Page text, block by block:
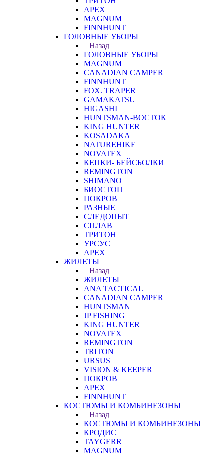
APEX
MAGNUM
FINNHUNT
ГОЛОВНЫЕ УБОРЫ
Назад
ГОЛОВНЫЕ УБОРЫ
MAGNUM
CANADIAN CAMPER
FINNHUNT
FOX. TRAPER
GAMAKATSU
HIGASHI
HUNTSMAN-ВОСТОК
KING HUNTER
KOSADAKA
NATUREHIKE
NOVATEX
КЕПКИ- БЕЙСБОЛКИ
REMINGTON
SHIMANO
БИОСТОП
ПОКРОВ
РАЗНЫЕ
СЛЕДОПЫТ
СПЛАВ
ТРИТОН
УРСУС
APEX
ЖИЛЕТЫ
Назад
ЖИЛЕТЫ
ANA TACTICAL
CANADIAN CAMPER
HUNTSMAN
JP FISHING
KING HUNTER
NOVATEX
REMINGTON
TRITON
URSUS
VISION & KEEPER
ПОКРОВ
APEX
FINNHUNT
КОСТЮМЫ И КОМБИНЕЗОНЫ
Назад
КОСТЮМЫ И КОМБИНЕЗОНЫ
КРОДИС
TAYGERR
MAGNUM